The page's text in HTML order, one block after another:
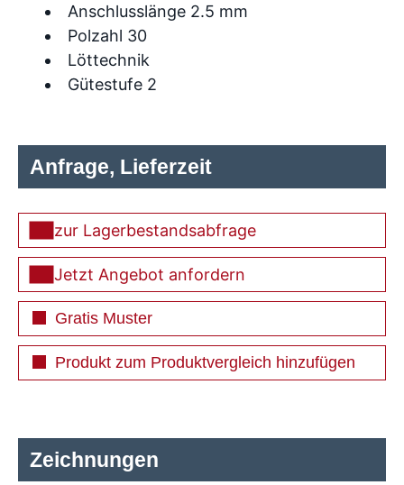
Anschlusslänge 2.5 mm
Polzahl 30
Löttechnik
Gütestufe 2
Zeichnungen
Anfrage, Lieferzeit
zur Lagerbestandsabfrage
Jetzt Angebot anfordern
Gratis Muster
Produkt zum Produktvergleich hinzufügen